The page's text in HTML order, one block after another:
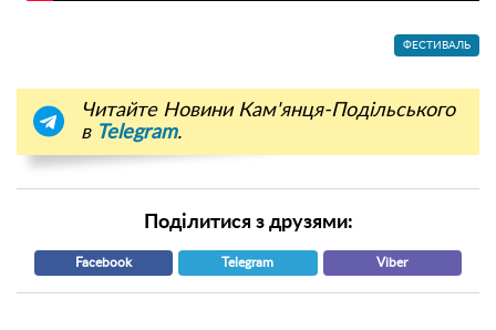
ФЕСТИВАЛЬ
Читайте Новини Кам'янця-Подільського
в Telegram.
Поділитися з друзями:
Facebook Telegram Viber